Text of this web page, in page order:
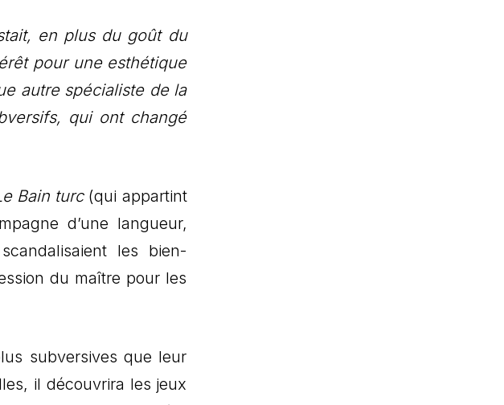
en plus du goût du
pour une esthétique
autre spécialiste de la
qui ont changé
Bain turc(qui appartint
d’une langueur,
les bien-
du maître pour les
subversives que leur
il découvrira les jeux